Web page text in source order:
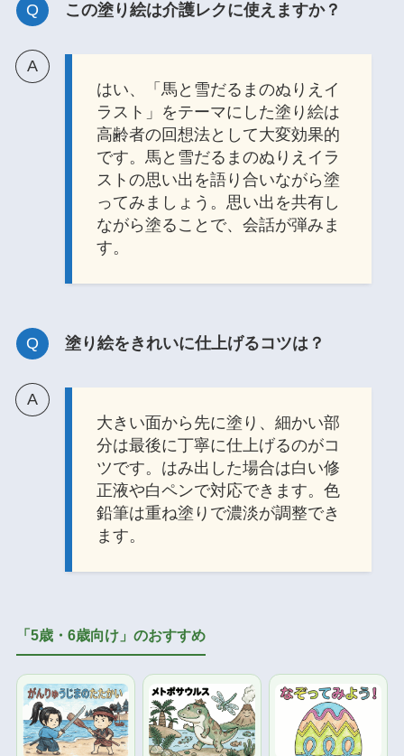
この塗り絵は介護レクに使えますか？
はい、「馬と雪だるまのぬりえイ
ラスト」をテーマにした塗り絵は
高齢者の回想法として大変効果的
です。馬と雪だるまのぬりえイラ
ストの思い出を語り合いながら塗
ってみましょう。思い出を共有し
ながら塗ることで、会話が弾みま
す。
塗り絵をきれいに仕上げるコツは？
大きい面から先に塗り、細かい部
分は最後に丁寧に仕上げるのがコ
ツです。はみ出した場合は白い修
正液や白ペンで対応できます。色
鉛筆は重ね塗りで濃淡が調整でき
ます。
「5歳・6歳向け」のおすすめ